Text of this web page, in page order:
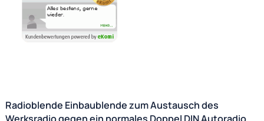
Ähnliche Produkte anzeigen